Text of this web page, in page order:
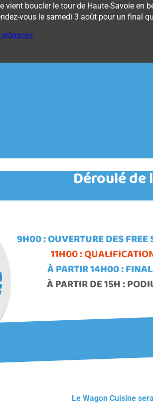
vient boucler le tour de Haute-Savoie en
vous le samedi 3 août pour un final
Déroulé de
9H00 : OUVERTURE DES FREE
11H00 :
À PARTIR 14H00 :
À PARTIR DE 15H :
TRUCK
Le Wagon Cuisine